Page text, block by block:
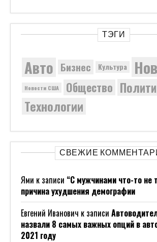
ТЭГИ
Авто Бизнес Культура
Новости США Общество
Технологии
СВЕЖИЕ
Ями к записи “С мужчинами что-то не
причина ухудшения демографии
Евгений Иванович к записи
назвали 8 самых важных опций в
2021 году